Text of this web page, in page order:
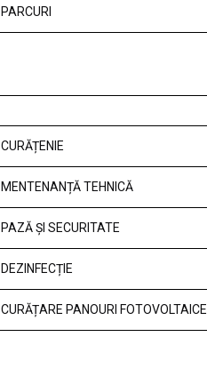
PARCURI
CURĂȚENIE
MENTENANȚĂ TEHNICĂ
PAZĂ ȘI SECURITATE
DEZINFECȚIE
CURĂȚARE PANOURI FOTOVOLTAICE